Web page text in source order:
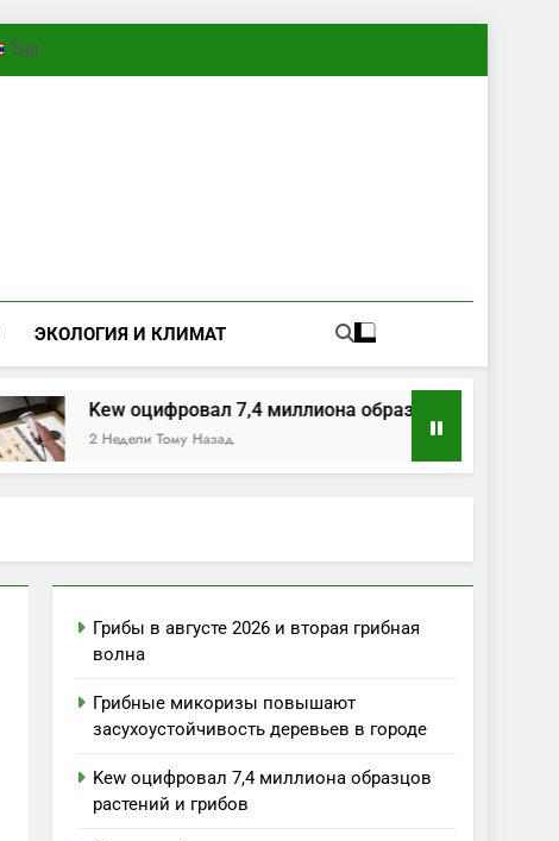
ไทย
ЭКОЛОГИЯ И КЛИМАТ
Kew оцифровал 7,4 миллиона образцов растений и
2 Недели Тому Назад
Грибы в августе 2026 и вторая грибная
волна
Грибные микоризы повышают
засухоустойчивость деревьев в городе
Kew оцифровал 7,4 миллиона образцов
растений и грибов